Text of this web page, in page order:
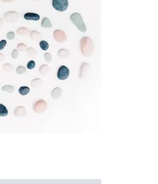
CREATIVE